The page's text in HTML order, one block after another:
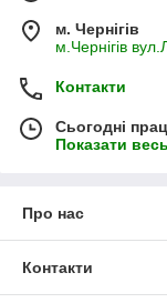
м. Чернігів
м.Чернігів
Контакти
Сьогодні
Показати
Про нас
Контакти